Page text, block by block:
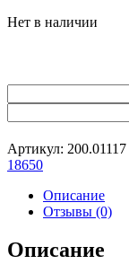
Нет в наличии
Артикул: 200.01117
18650
Описание
Отзывы (0)
Описание